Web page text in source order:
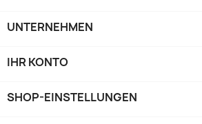
UNTERNEHMEN
IHR KONTO
SHOP-EINSTELLUNGEN